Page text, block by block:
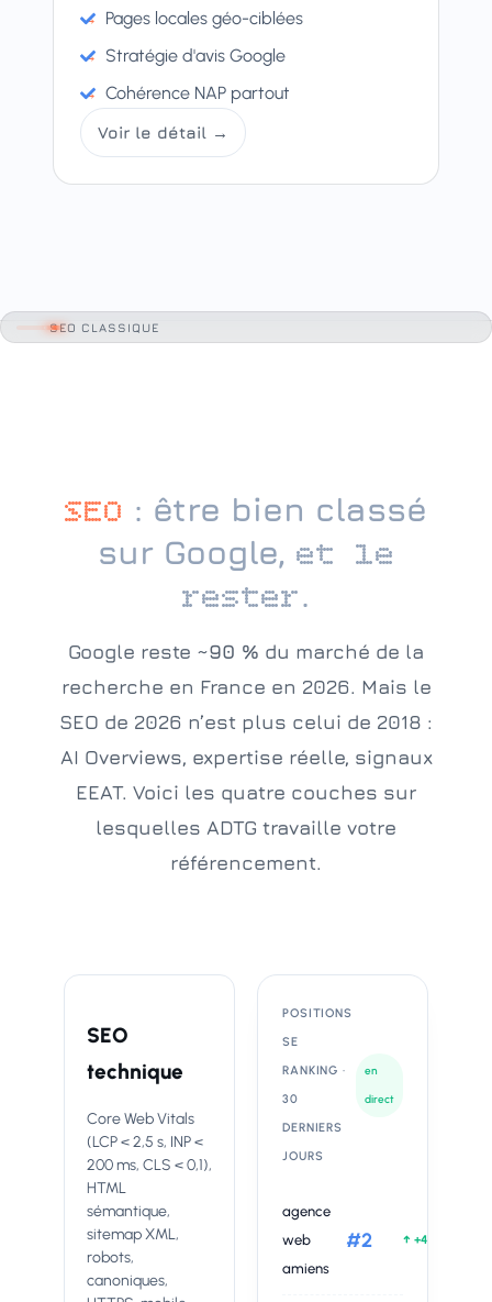
Pages locales géo-ciblées
Stratégie d'avis Google
Cohérence NAP partout
Voir le détail →
SEO CLASSIQUE
SEO : être bien classé
sur Google, et le
rester.
Google reste ~90 % du marché de la
recherche en France en 2026. Mais le
SEO de 2026 n’est plus celui de 2018 :
AI Overviews, expertise réelle, signaux
EEAT. Voici les quatre couches sur
lesquelles ADTG travaille votre
référencement.
SEO
technique
Core Web Vitals
(LCP < 2,5 s, INP <
200 ms, CLS < 0,1),
HTML
sémantique,
sitemap XML,
robots,
canoniques,
POSITIONS
SE
RANKING ·
30
DERNIERS
JOURS
en
direct
agence
web
amiens
#2 ↑ +4